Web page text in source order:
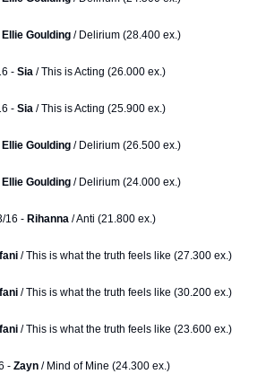
Ellie Goulding / Delirium (28.400 ex.)
- Sia / This is Acting (26.000 ex.)
- Sia / This is Acting (25.900 ex.)
Ellie Goulding / Delirium (26.500 ex.)
Ellie Goulding / Delirium (24.000 ex.)
16 - Rihanna / Anti (21.800 ex.)
/ This is what the truth feels like (27.300 ex.)
/ This is what the truth feels like (30.200 ex.)
/ This is what the truth feels like (23.600 ex.)
- Zayn / Mind of Mine (24.300 ex.)